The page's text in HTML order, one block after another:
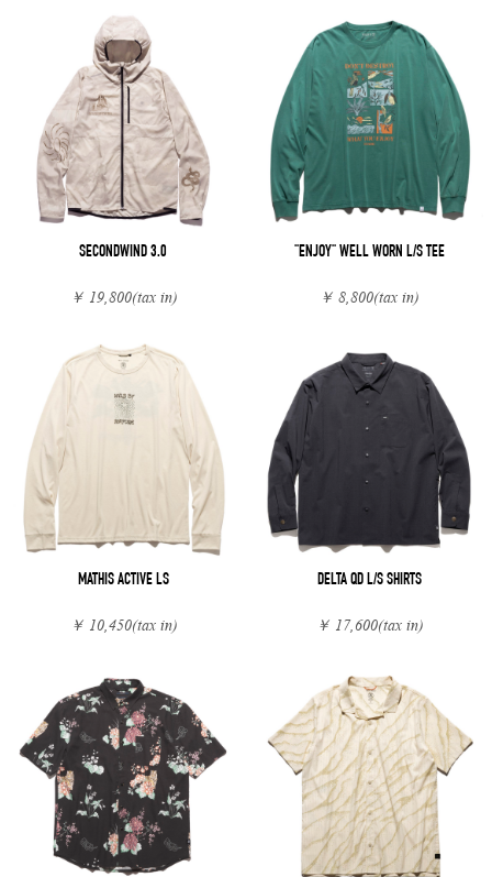
SECONDWIND 3.0
￥ 19,800(tax in)
"ENJOY" WELL WORN L/S TEE
￥ 8,800(tax in)
MATHIS ACTIVE LS
￥ 10,450(tax in)
DELTA QD L/S SHIRTS
￥ 17,600(tax in)